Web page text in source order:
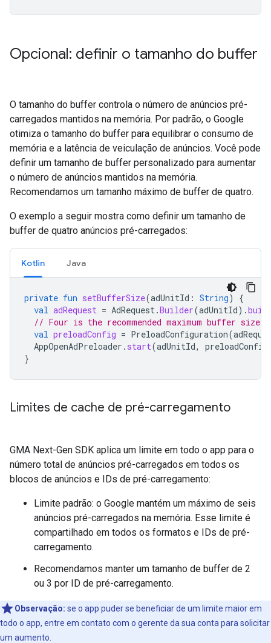
Opcional: definir o tamanho do buffer
O tamanho do buffer controla o número de anúncios pré-
carregados mantidos na memória. Por padrão, o Google
otimiza o tamanho do buffer para equilibrar o consumo de
memória e a latência de veiculação de anúncios. Você pode
definir um tamanho de buffer personalizado para aumentar
o número de anúncios mantidos na memória.
Recomendamos um tamanho máximo de buffer de quatro.
O exemplo a seguir mostra como definir um tamanho de
buffer de quatro anúncios pré-carregados:
Kotlin Java
private fun setBufferSize(adUnitId : String)
{
val adRequest = AdRequest.Builder(adUnitId).
// Four is the recommended maximum buffer size.
val preloadConfig = PreloadConfiguration(
AppOpenAdPreloader . start(adUnitId, preloadConfig
}
Limites de cache de pré-carregamento
GMA Next-Gen SDK aplica um limite em todo o app para o
número total de anúncios pré-carregados em todos os
blocos de anúncios e IDs de pré-carregamento:
Limite padrão: o Google mantém um máximo de seis
anúncios pré-carregados na memória. Esse limite é
compartilhado em todos os formatos e IDs de pré-
carregamento.
Recomendamos manter um tamanho de buffer de 2
ou 3 por ID de pré-carregamento.
Observação: se o app puder se beneficiar de um limite maior em
todo o app, entre em contato com o gerente da sua conta para solicitar
um aumento.